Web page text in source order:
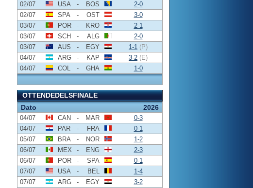
02/07
USA - BOS
2-0
02/07
SPA - OST
3-0
03/07
POR - KRO
2-1
03/07
SCH - ALG
2-0
03/07
AUS - EGY 1-1 (P)
04/07
ARG - KAP 3-2 (E)
04/07
COL - GHA 1-0
OTTENDEDELSFINALE
Dato
2026
04/07 CAN - MAR
0-3
04/07
PAR - FRA
0-1
05/07
BRA - NOR
1-2
06/07
MEX - ENG
2-3
06/07
POR - SPA
0-1
07/07
USA - BEL
1-4
07/07
ARG - EGY
3-2